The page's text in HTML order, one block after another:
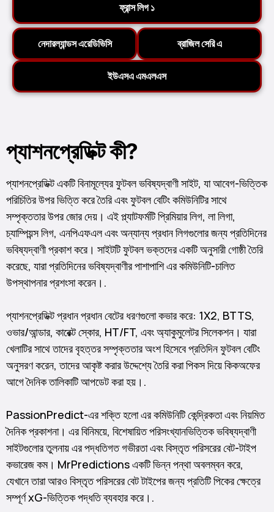
ফ্রান্স লিগ ১
নেদারল্যান্ডস এরেডিভিসি ব্রাজিল সেরি এ
ইউএসএ এমএলএস
প্যাশনপ্রেডিক্ট কী?
প্যাশনপ্রেডিক্ট একটি বিনামূল্যের ফুটবল ভবিষ্যদ্বাণী সাইট, যা আবেগ-ভিত্তিক
পরিচিতির উপর ভিত্তি করে তৈরি এবং ফুটবল বেটিং কমিউনিটির সাথে
সম্পৃক্ততার উপর জোর দেয়। এই প্ল্যাটফর্মটি প্রিমিয়ার লিগ, লা লিগা,
চ্যাম্পিয়ন্স লিগ, এনপিএফএল এবং অন্যান্য প্রধান লিগগুলোর জন্য প্রতিদিনের
ভবিষ্যদ্বাণী প্রকাশ করে। সাইটটি ফুটবল ভক্তদের একটি অনুসারী গোষ্ঠী তৈরি
করেছে, যারা প্রতিদিনের ভবিষ্যদ্বাণীর পাশাপাশি এর কমিউনিটি-চালিত
উপস্থাপনার প্রশংসা করেন।.
প্যাশনপ্রেডিক্ট প্রধান প্রধান বেটের ধরণগুলো কভার করে: 1X2, BTTS,
ওভার/আন্ডার, কারেক্ট স্কোর, HT/FT, এবং অ্যাকুমুলেটর সিলেকশন। যারা
খেলাটির সাথে তাদের বৃহত্তর সম্পৃক্ততার অংশ হিসেবে প্রতিদিন ফুটবল বেটিং
অনুসরণ করেন, তাদের আকৃষ্ট করার উদ্দেশ্যে তৈরি করা পিকস দিয়ে কিকঅফের
আগে দৈনিক তালিকাটি আপডেট করা হয়।.
PassionPredict-এর শক্তি হলো এর কমিউনিটি কেন্দ্রিকতা এবং নিয়মিত
দৈনিক প্রকাশনা। এর বিনিময়ে, বিশেষায়িত পরিসংখ্যানভিত্তিক ভবিষ্যদ্বাণী
সাইটগুলোর তুলনায় এর পদ্ধতিগত গভীরতা এবং বিস্তৃত পরিসরের বেট-টাইপ
কভারেজ কম। MrPredictions একটি ভিন্ন পন্থা অবলম্বন করে,
যেখানে তারা আরও বিস্তৃত পরিসরের বেট টাইপের জন্য প্রতিটি পিকের ক্ষেত্রে
সম্পূর্ণ xG-ভিত্তিক পদ্ধতি ব্যবহার করে।.